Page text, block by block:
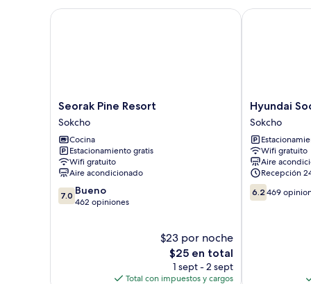
Seorak
Pine
Resort
Sokcho
Seorak Pine Resort
Sokcho
Cocina
Estacionamiento gratis
Wifi gratuito
Aire acondicionado
7.0
de
7.0 Bueno
462 opiniones
$23 por noche
El
precio
actual
$25 en total
1 sept - 2 sept
Total con impuestos y cargos
Seorak Pine Resort
Hyundai
Soo
Resort
Sokcho
Sokcho
Hyundai
Sokcho
Wifi gratuito
Aire
Recepción
6.2
de
6.2 469
Hyundai Soo